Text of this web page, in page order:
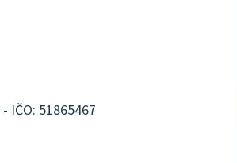
- IČO: 51865467